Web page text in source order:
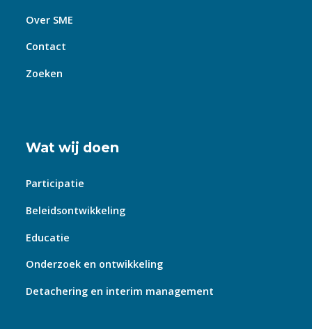
Over SME
Contact
Zoeken
Wat wij doen
Participatie
Beleidsontwikkeling
Educatie
Onderzoek en ontwikkeling
Detachering en interim management